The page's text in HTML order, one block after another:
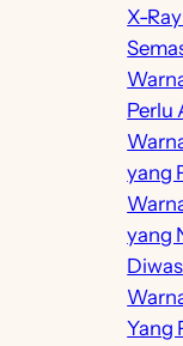
X-
Perlu
yang
yang
Yang